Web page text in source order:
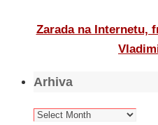
Zarada na Internetu,
Arhiva
Arhiva